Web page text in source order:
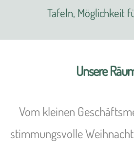
Tafeln, Möglichkeit
Unsere
Vom kleinen
stimmungsvolle